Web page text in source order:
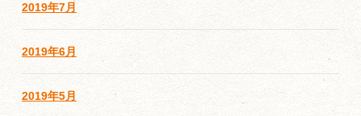
2019年7月
2019年6月
2019年5月